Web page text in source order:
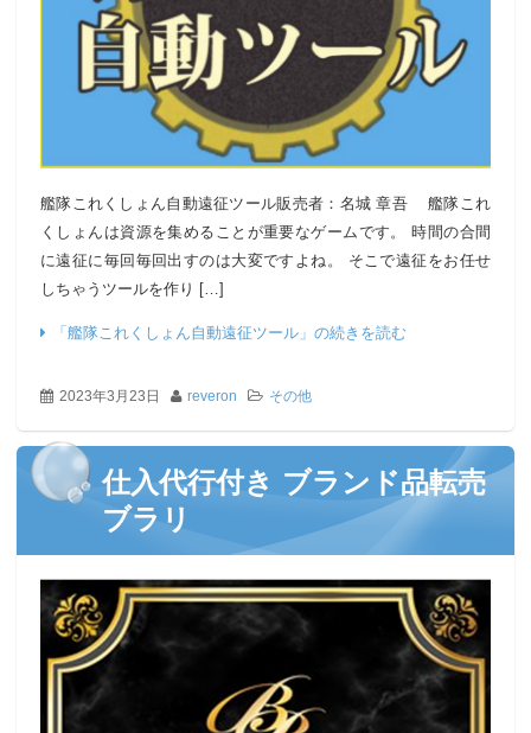
艦隊これくしょん自動遠征ツール販売者：名城 章吾 艦隊これ
くしょんは資源を集めることが重要なゲームです。 時間の合間
に遠征に毎回毎回出すのは大変ですよね。 そこで遠征をお任せ
しちゃうツールを作り […]
「艦隊これくしょん自動遠征ツール」の続きを読む
2023年3月23日 reveron その他
仕入代行付き ブランド品転売
ブラリ